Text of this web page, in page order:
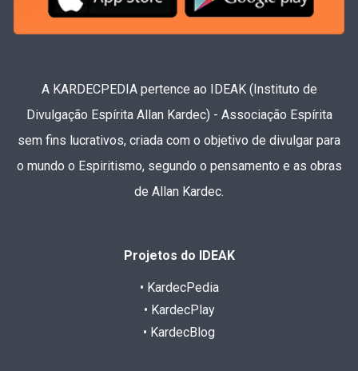
A KARDECPEDIA pertence ao IDEAK (Instituto de
Divulgação Espírita Allan Kardec) - Associação Espírita
sem fins lucrativos, criada com o objetivo de divulgar para
o mundo o Espiritismo, segundo o pensamento e as obras
de Allan Kardec.
Projetos do IDEAK
• KardecPedia
• KardecPlay
• KardecBlog